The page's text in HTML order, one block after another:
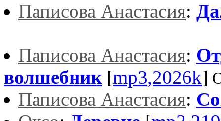
Паписова Анастасия:
Паписова Анастасия:
волшебник[mp3,2026k]
Паписова Анастасия: